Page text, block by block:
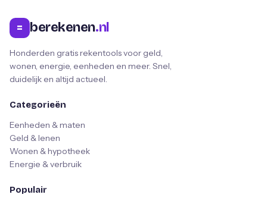
= berekenen.nl
Honderden gratis rekentools voor geld,
wonen, energie, eenheden en meer. Snel,
duidelijk en altijd actueel.
Categorieën
Eenheden & maten
Geld & lenen
Wonen & hypotheek
Energie & verbruik
Populair